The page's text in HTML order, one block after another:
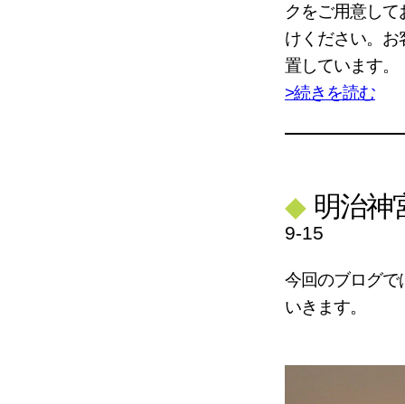
クをご用意し
けください。
置しています。
>続きを読む
◆ 明治
9-15
今回のブログで
いきます。